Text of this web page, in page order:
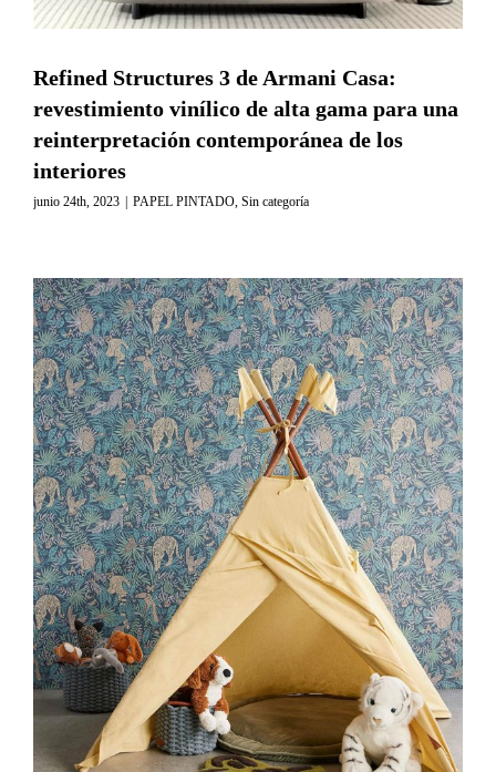
Refined Structures 3 de Armani Casa:
revestimiento vinílico de alta gama para una
reinterpretación contemporánea de los
interiores
junio 24th, 2023 | PAPEL PINTADO Sin categoría